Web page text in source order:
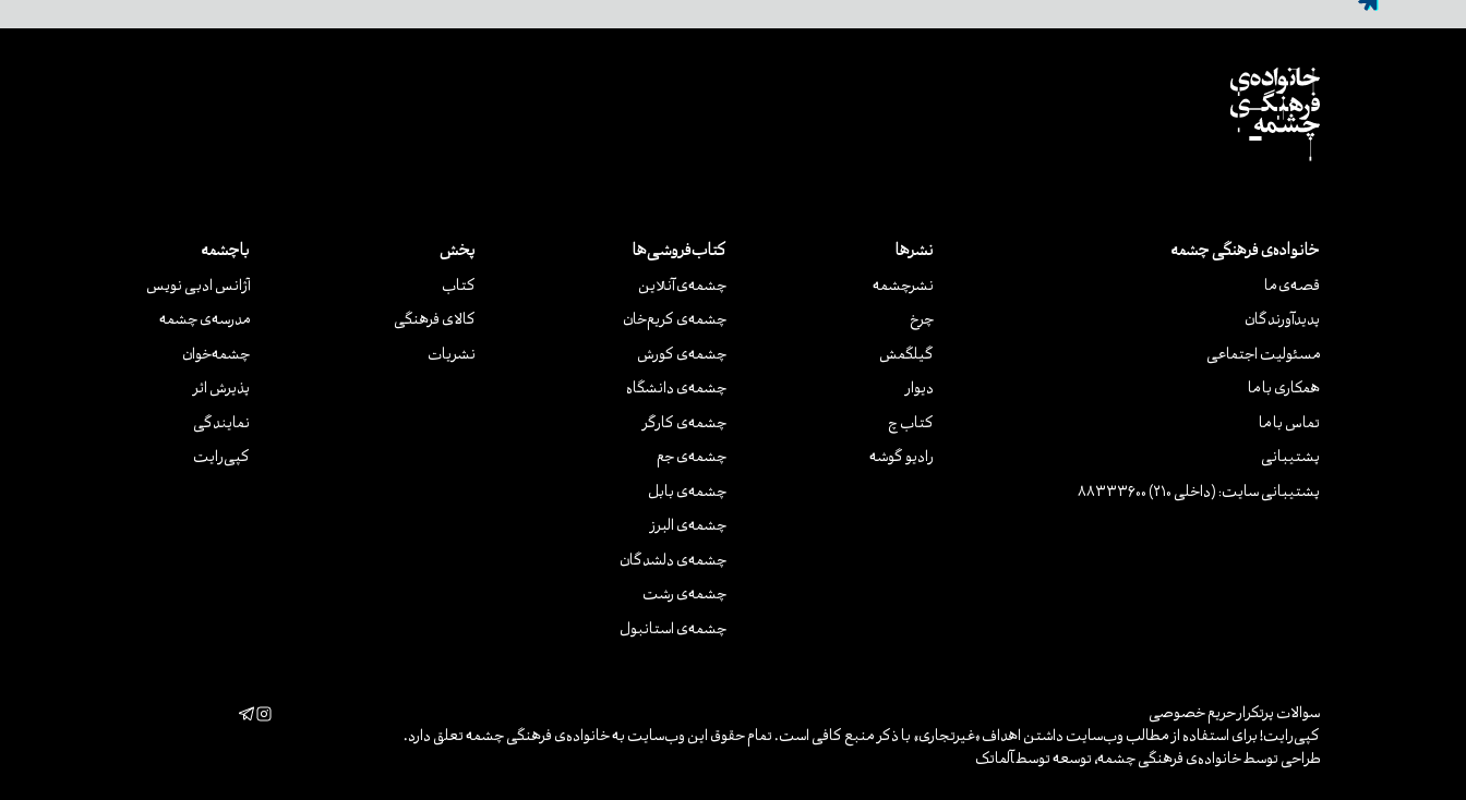
خانواده‌ی فرهنگی چشمه
قصه‌ی ما
پدیدآورندگان
مسئولیت اجتماعی
همکاری با ما
تماس با ما
پشتیبانی
پشتیبانی سایت: (داخلی 210) 88333600
نشرها
نشر‌چشمه
چرخ
گیلگمش
دیوار
کتاب چ
رادیو گوشه
کتاب‌فروشی‌ها
چشمه‌ی آنلاین
چشمه‌ی کریم‌خان
چشمه‌ی کورش
چشمه‌ی دانشگاه
چشمه‌ی کارگر
چشمه‌ی جم
چشمه‌ی بابل
چشمه‌ی البرز
چشمه‌ی دلشدگان
چشمه‌ی رشت
چشمه‌ی استانبول
پخش
کتاب
کالای فرهنگی
نشریات
باچشمه
آژانس ادبی نویس
مدرسه‌ی چشمه
چشمه‌خوان
پذیرش اثر
نمایندگی
کپی‌رایت
سوالات پرتکرارحریم خصوصی
کپی‌رایت! برای استفاده از مطالب وب‌سایت داشتن اهداف «غیرتجاری» با ذکر منبع کافی است. تمام حقوق این وب‌سایت به خانواده‌ی فرهنگی چشمه تعلق دارد.
طراحی توسط خانواده‌ی فرهنگی چشمه، توسعه توسط آلماتک